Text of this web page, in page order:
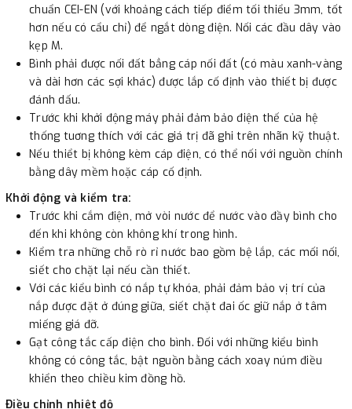
chuẩn CEI-EN (với khoảng cách tiếp điểm tối thiểu 3mm, tốt
hơn nếu có cẩu chỉ) để ngắt dòng điện. Nối các đầu dây vào
kẹp M.
Bình phải được nối đất bẳng cáp nối đất (có màu xanh-vàng
và dài hơn các sợi khác) được lắp cố định vào thiết bị được
đánh dấu.
Trước khi khởi động máy phải đảm bảo điện thế của hệ
thống tuơng thích với các giá trị đã ghi trên nhãn kỹ thuật.
Nếu thiểt bị không kèm cáp điện, có thể nối với nguồn chính
bằng dây mềm hoặc cáp cố định.
Khởi động và kiểm tra:
Trước khi cắm điện, mở vòi nước để nước vào đầy bình cho
đến khi không còn không khí trong hình.
Kiểm tra những chỗ rò rỉ nước bao gồm bệ lắp, các mối nối,
siết cho chặt lại nếu cần thiết.
Với các kiểu bình có nắp tự khóa, phải đảm bảo vị trí của
nắp được đặt ở đúng giữa, siết chặt đai ốc giữ nắp ở tâm
miếng giá đỡ.
Gạt công tắc cấp điện cho bình. Ðối với những kiểu bình
không có công tắc, bật nguồn bằng cách xoay núm điều
khiển theo chiều kim đồng hồ.
Ðiều chỉnh nhiệt độ